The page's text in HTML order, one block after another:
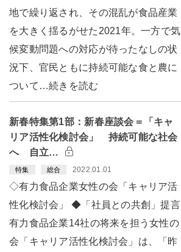
地で繰り返され、その混乱が食品産業
を大きく揺るがせた2021年。一方で気
候変動問題への対応が待ったなしの状
況下、官民ともに持続可能な食と農に
ついて…続きを読む
新春特集第1部：新春座談会＝「キャ
リア活性化検討会」 持続可能な社会
へ 自立…
特集 総合 2022.01.01
◇有力食品企業女性の会「キャリア活
性化検討会」 ◆「社員との共創」提言
有力食品企業14社の将来を担う女性の
会「キャリア活性化検討会」は、「昨